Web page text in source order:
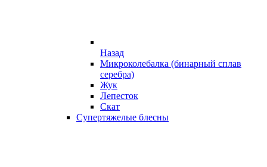
Назад
Микроколебалка (бинарный сплав
серебра)
Жук
Лепесток
Скат
Супертяжелые блесны